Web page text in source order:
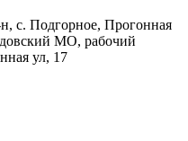
с. Подгорное, Прогонная
МО, рабочий
ул, 17